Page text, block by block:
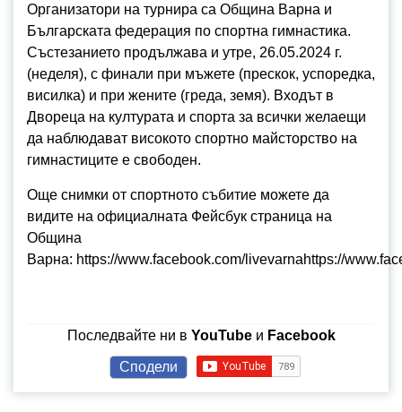
Организатори на турнира са Община Варна и
Българската федерация по спортна гимнастика.
Състезанието продължава и утре, 26.05.2024 г.
(неделя), с финали при мъжете (прескок, успоредка,
висилка) и при жените (греда, земя). Входът в
Двореца на културата и спорта за всички желаещи
да наблюдават високото спортно майсторство на
гимнастиците е свободен.
Още снимки от спортното събитие можете да
видите на официалната Фейсбук страница на
Община
Варна: https://www.facebook.com/livevarnahttps://
Последвайте ни в YouTubeи Facebook
Сподели